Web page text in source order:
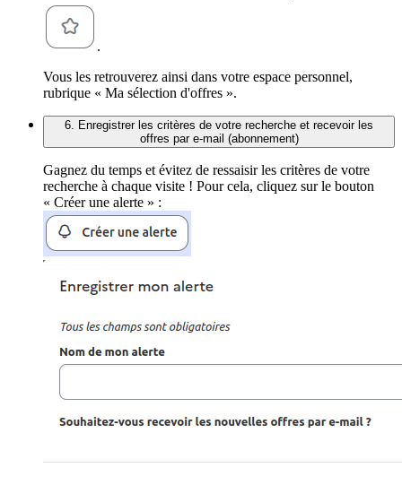
.
Vous les retrouverez ainsi dans votre espace personnel,
rubrique « Ma sélection d'offres ».
6. Enregistrer les critères de votre recherche et recevoir les
offres par e-mail (abonnement)
Gagnez du temps et évitez de ressaisir les critères de votre
recherche à chaque visite ! Pour cela, cliquez sur le bouton
« Créer une alerte » :